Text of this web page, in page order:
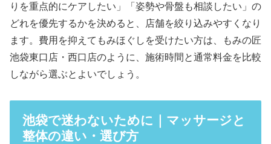
りを重点的にケアしたい」「姿勢や骨盤も相談したい」の
どれを優先するかを決めると、店舗を絞り込みやすくなり
ます。費用を抑えてもみほぐしを受けたい方は、もみの匠
池袋東口店・西口店のように、施術時間と通常料金を比較
しながら選ぶとよいでしょう。
池袋で迷わないために｜マッサージと
整体の違い・選び方